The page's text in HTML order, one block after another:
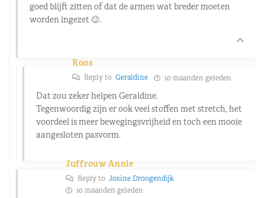
goed blijft zitten of dat de armen wat breder moeten
worden ingezet 😉.
Roos
Reply to Geraldine 10 maanden geleden
Dat zou zeker helpen Geraldine.
Tegenwoordig zijn er ook veel stoffen met stretch, het
voordeel is meer bewegingsvrijheid en toch een mooie
aangesloten pasvorm.
Juffrouw Annie
Reply to Josine Droogendijk
10 maanden geleden